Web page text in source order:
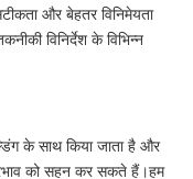
और बेहतर विनिमेयता
विनिर्देश के विभिन्न
के साथ किया जाता है और
को सहन कर सकते हैं।हम